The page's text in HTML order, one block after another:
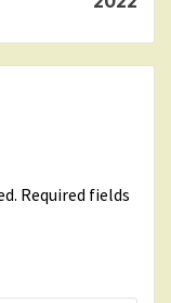
Required fields